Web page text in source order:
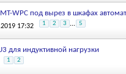
WPC под вырез в шкафах
17:32 1 2 3 ... 5
для индуктивной нагрузки
1 2